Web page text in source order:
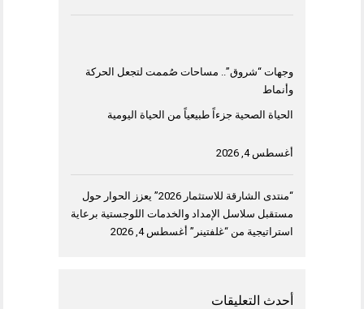
وجهات “شروق”.. مساحات صُممت لتجعل الحركة
وأنماط
الحياة الصحية جزءاً طبيعياً من الحياة اليومية
أغسطس 4, 2026
“منتدى الشارقة للاستثمار 2026” يعزز الحوار حول
مستقبل سلاسل الإمداد والخدمات اللوجستية برعاية
استراتيجية من “غلفتينر” أغسطس 4, 2026
أحدث التعليقات